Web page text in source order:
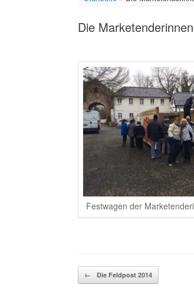
Die
Festwagen der
Beitragsnavigation
← Die Feldpost 2014